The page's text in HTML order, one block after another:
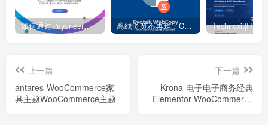
如何通过Payoneer派安盈转账？ – 电商独立站 离线浏览不再难：Cyotek WebCopy 助你轻松下载整站
上一篇
antares-WooCommerce家
具主题WooCommerce主题
下一篇
Krona-电子电子商务经典
Elementor WooCommerce